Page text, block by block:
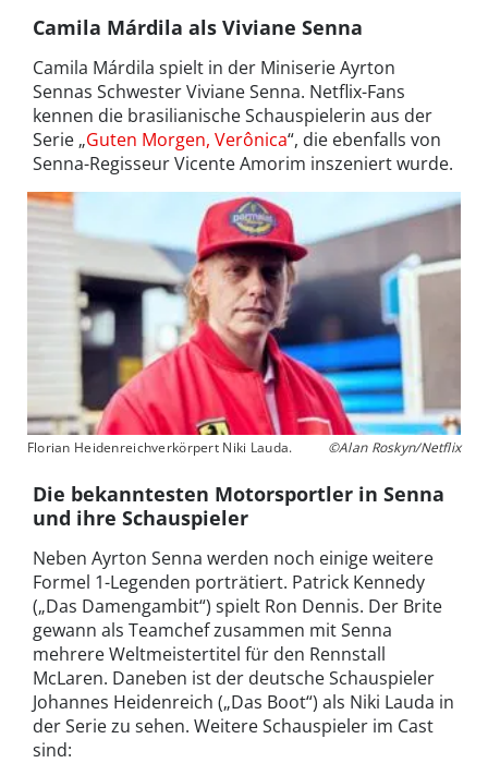
Camila Márdila als Viviane Senna
Camila Márdila spielt in der Miniserie Ayrton
Sennas Schwester Viviane Senna. Netflix-Fans
kennen die brasilianische Schauspielerin aus der
Serie „Guten Morgen, Verônica“, die ebenfalls von
Senna-Regisseur Vicente Amorim inszeniert wurde.
Florian Heidenreichverkörpert Niki Lauda. ©Alan Roskyn/Netflix
Die bekanntesten Motorsportler in Senna
und ihre Schauspieler
Neben Ayrton Senna werden noch einige weitere
Formel 1-Legenden porträtiert. Patrick Kennedy
(„Das Damengambit“) spielt Ron Dennis. Der Brite
gewann als Teamchef zusammen mit Senna
mehrere Weltmeistertitel für den Rennstall
McLaren. Daneben ist der deutsche Schauspieler
Johannes Heidenreich („Das Boot“) als Niki Lauda in
der Serie zu sehen. Weitere Schauspieler im Cast
sind: